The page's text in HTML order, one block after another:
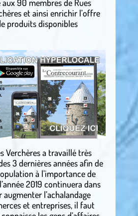
90 membres de Rues
et ainsi enrichir l’offre
produits disponibles
Verchères a travaillé très
3 dernières années afin de
à l’importance de
2019 continuera dans
l’achalandage
et entreprises, il faut